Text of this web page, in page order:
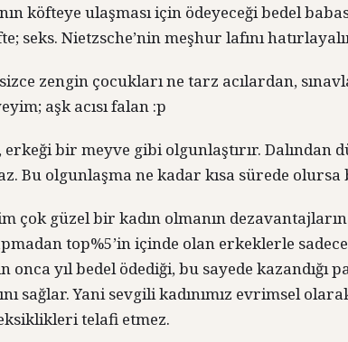
köfteye ulaşması için ödeyeceği bedel
seks. Nietzsche’nin meşhur lafını
zengin çocukları ne tarz acılardan,
aşk acısı falan :p
erkeği bir meyve gibi olgunlaştırır. Dalından
Bu olgunlaşma ne kadar kısa sürede
çok güzel bir kadın olmanın
top%5’in içinde olan erkeklerle
onca yıl bedel ödediği, bu sayede kazandığı
sağlar. Yani sevgili kadınımız evrimsel
telafi etmez.